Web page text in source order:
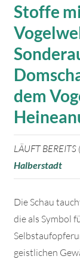
Stoffe
dem
LÄUFT
Halberstadt
Die Schau
die als Symbol
geistlichen